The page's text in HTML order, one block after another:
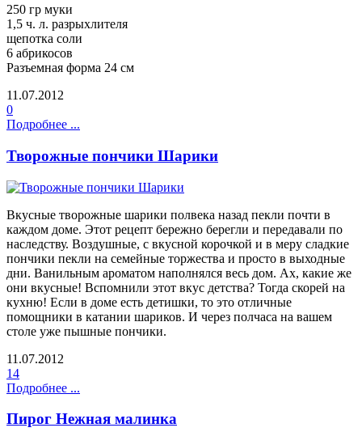
250 гр муки
1,5 ч. л. разрыхлителя
щепотка соли
6 абрикосов
Разъемная форма 24 см
11.07.2012
0
Подробнее ...
Творожные пончики Шарики
Вкусные творожные шарики полвека назад пекли почти в
каждом доме. Этот рецепт бережно берегли и передавали по
наследству. Воздушные, с вкусной корочкой и в меру сладкие
пончики пекли на семейные торжества и просто в выходные
дни. Ванильным ароматом наполнялся весь дом. Ах, какие же
они вкусные! Вспомнили этот вкус детства? Тогда скорей на
кухню! Если в доме есть детишки, то это отличные
помощники в катании шариков. И через полчаса на вашем
столе уже пышные пончики.
11.07.2012
14
Подробнее ...
Пирог Нежная малинка